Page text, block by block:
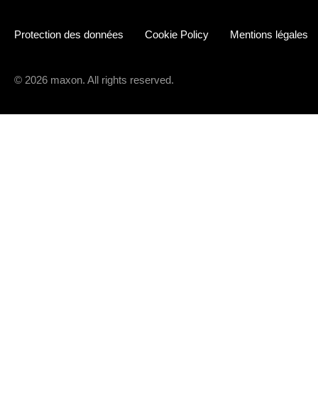
Protection des données Cookie Policy Mentions légales
© 2026 maxon. All rights reserved.